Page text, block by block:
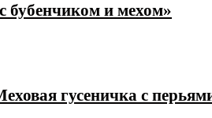
и мехом»
гусеничка с